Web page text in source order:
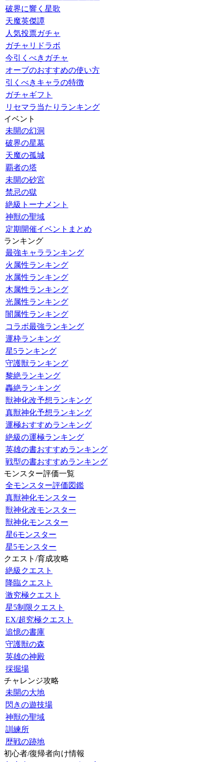
破界に響く星歌
天魔英傑譚
人気投票ガチャ
ガチャリドラボ
今引くべきガチャ
オーブのおすすめの使い方
引くべきキャラの特徴
ガチャギフト
リセマラ当たりランキング
イベント
未開の幻洞
破界の星墓
天魔の孤城
覇者の塔
未開の砂宮
禁忌の獄
絶級トーナメント
神獣の聖域
定期開催イベントまとめ
ランキング
最強キャラランキング
火属性ランキング
水属性ランキング
木属性ランキング
光属性ランキング
闇属性ランキング
コラボ最強ランキング
運枠ランキング
星5ランキング
守護獣ランキング
黎絶ランキング
轟絶ランキング
獣神化改予想ランキング
真獣神化予想ランキング
運極おすすめランキング
絶級の運極ランキング
英雄の書おすすめランキング
戦型の書おすすめランキング
モンスター評価一覧
全モンスター評価図鑑
真獣神化モンスター
獣神化改モンスター
獣神化モンスター
星6モンスター
星5モンスター
クエスト/育成攻略
絶級クエスト
降臨クエスト
激究極クエスト
星5制限クエスト
EX/超究極クエスト
追憶の書庫
守護獣の森
英雄の神殿
採掘場
チャレンジ攻略
未開の大地
閃きの遊技場
神獣の聖域
訓練所
歴戦の跡地
初心者/復帰者向け情報